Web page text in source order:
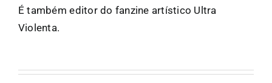
É também editor do fanzine artístico Ultra
Violenta.